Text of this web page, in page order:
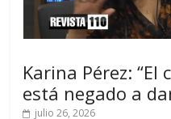
Karina Pérez: “El
está negado a
julio 26, 2026